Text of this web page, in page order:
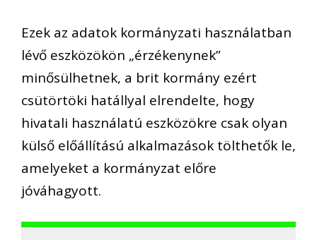
Ezek az adatok kormányzati használatban
lévő eszközökön „érzékenynek”
minősülhetnek, a brit kormány ezért
csütörtöki hatállyal elrendelte, hogy
hivatali használatú eszközökre csak olyan
külső előállítású alkalmazások tölthetők le,
amelyeket a kormányzat előre
jóváhagyott.